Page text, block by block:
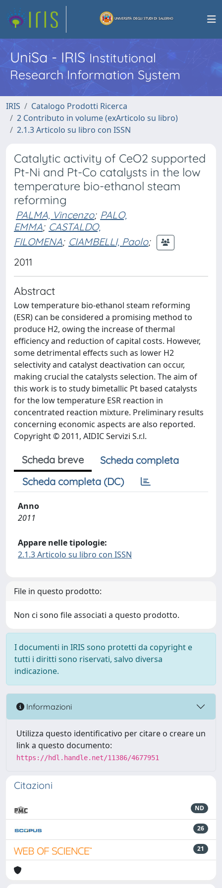
UniSa - IRISInstitutional
Research Information System
IRIS
Catalogo Prodotti Ricerca
2 Contributo in volume (exArticolo su libro)
2.1.3 Articolo su libro con ISSN
Catalytic activity of CeO2 supported
Pt-Ni and Pt-Co catalysts in the low
temperature bio-ethanol steam
reforming
PALMA, Vincenzo; PALO,
EMMA; CASTALDO,
FILOMENA; CIAMBELLI, Paolo;
2011
Abstract
Low temperature bio-ethanol steam reforming
(ESR) can be considered a promising method to
produce H2, owing the increase of thermal
efficiency and reduction of capital costs. However,
some detrimental effects such as lower H2
selectivity and catalyst deactivation can occur,
making crucial the catalysts selection. The aim of
this work is to study bimetallic Pt based catalysts
for the low temperature ESR reaction in
concentrated reaction mixture. Preliminary results
concerning economic aspects are also reported.
Copyright © 2011, AIDIC Servizi S.r.l.
Scheda breve
Scheda completa
Scheda completa (DC)
Anno
2011
Appare nelle tipologie:
2.1.3 Articolo su libro con ISSN
File in questo prodotto:
Non ci sono file associati a questo prodotto.
I documenti in IRIS sono protetti da copyright e
tutti i diritti sono riservati, salvo diversa
indicazione.
Informazioni
Utilizza questo identificativo per citare o creare un
link a questo documento:
https://hdl.handle.net/11386/4677951
Citazioni
ND
26
21